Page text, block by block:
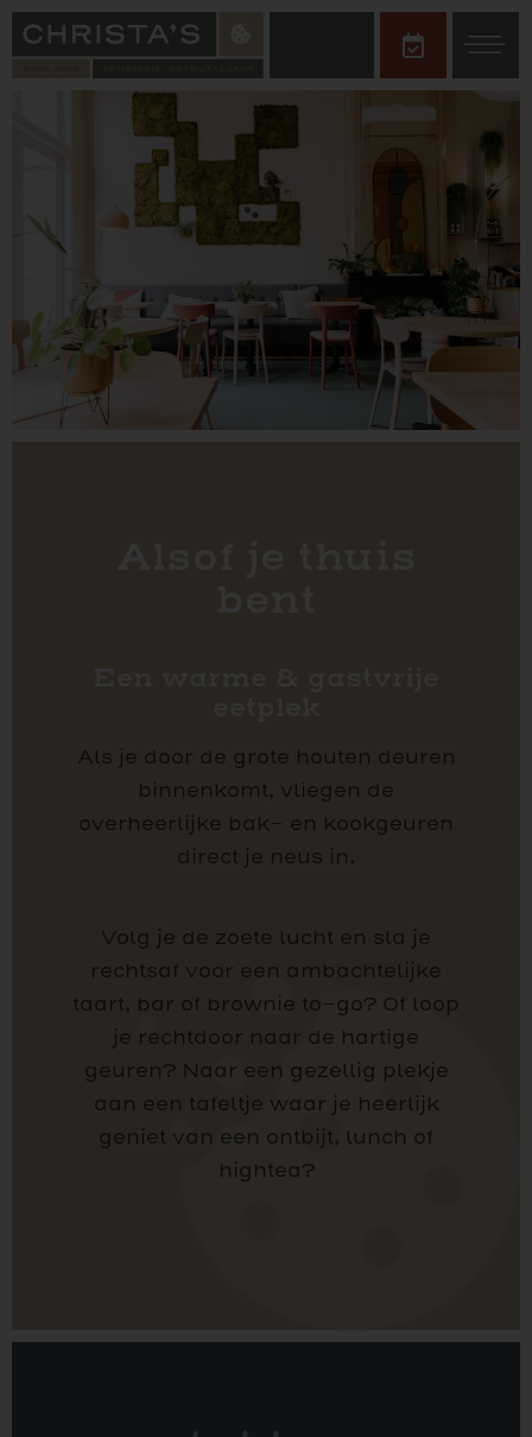
Als je door de grote houten deuren
binnenkomt, vliegen de
overheerlijke bak- en kookgeuren
direct je neus in.
Volg je de zoete lucht en sla je
rechtsaf voor een ambachtelijke
taart, bar of brownie to-go? Of loop
je rechtdoor naar de hartige
geuren? Naar een gezellig plekje
aan een tafeltje waar je heerlijk
geniet van een ontbijt, lunch of
hightea?